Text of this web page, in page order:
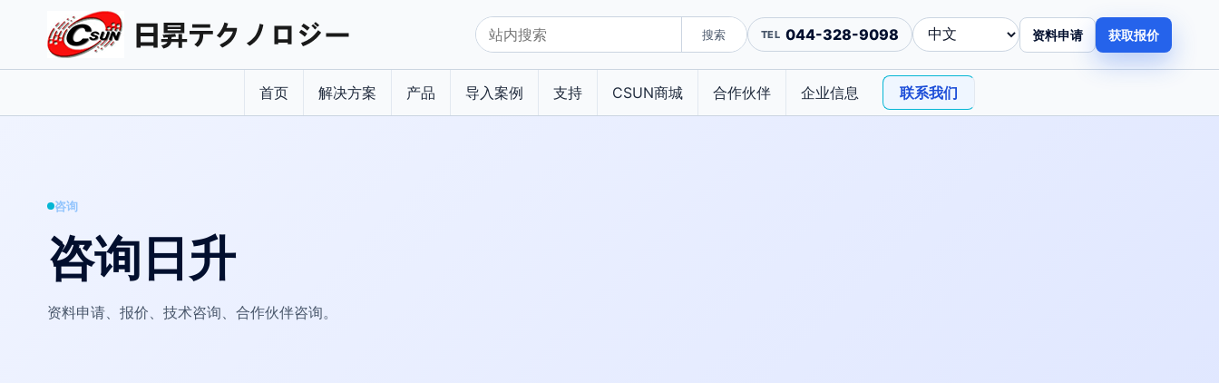
搜索 044-328-9098 资料申请 获取报价
首页 解决方案 产品 导入案例 支持 CSUN商城 合作伙伴 企业信息 联系我们
咨询
咨询日升
资料申请、报价、技术咨询、合作伙伴咨询。